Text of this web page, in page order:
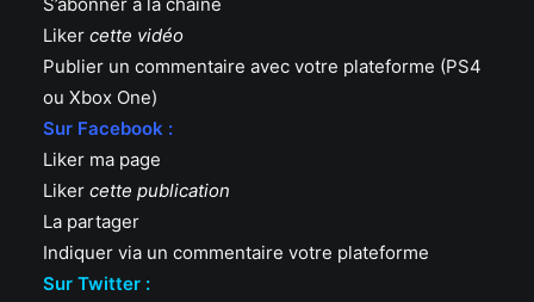
Liker cette vidéo
Publier un commentaire avec votre plateforme (PS4
ou Xbox One)
Sur Facebook :
Liker ma page
Liker cette publication
La partager
Indiquer via un commentaire votre plateforme
Sur Twitter :